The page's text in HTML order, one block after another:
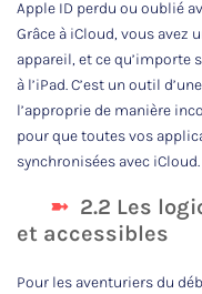
Apple ID perdu ou oublié
Grâce à iCloud, vous
appareil, et ce qu’importe
à l’iPad. C’est un outil
l’approprie de manière
pour que toutes vos
synchronisées avec iCloud.
2.2 Les
et accessibles
Pour les aventuriers du